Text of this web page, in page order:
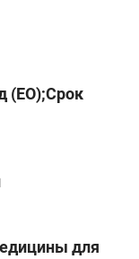
(ЕО);Срок
для